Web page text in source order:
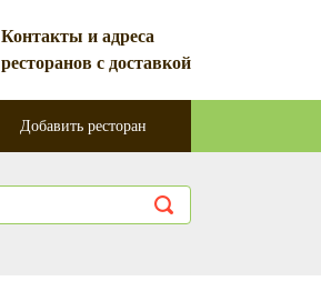
Контакты и адреса
ресторанов с доставкой
Добавить ресторан